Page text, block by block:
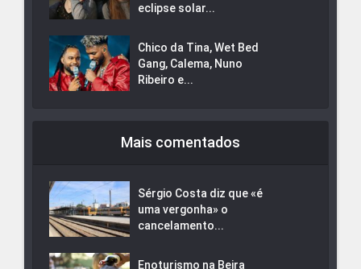
eclipse solar...
Chico da Tina, Wet Bed
Gang, Calema, Nuno
Ribeiro e...
Mais comentados
Sérgio Costa diz que «é
uma vergonha» o
cancelamento...
Enoturismo na Beira